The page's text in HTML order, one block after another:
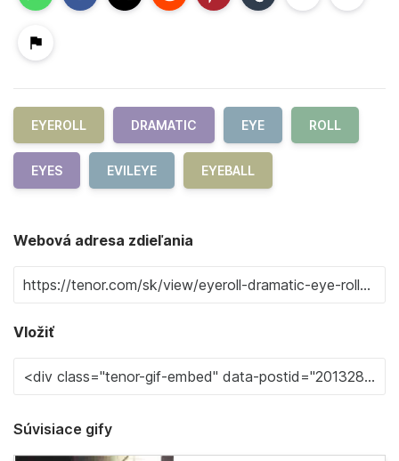
EYEROLL DRAMATIC EYE ROLL
EYES EVILEYE EYEBALL
Webová adresa zdieľania
Vložiť
Súvisiace gify